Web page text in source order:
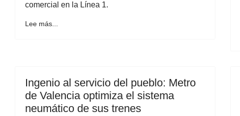
comercial en la Línea 1.
Lee más...
Ingenio al servicio del pueblo: Metro
de Valencia optimiza el sistema
neumático de sus trenes